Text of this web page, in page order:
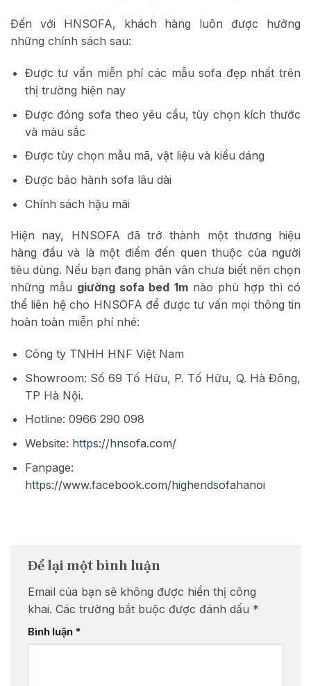
Đến với HNSOFA, khách hàng luôn được hưởng
những chính sách sau:
Được tư vấn miễn phí các mẫu sofa đẹp nhất trên
thị trường hiện nay
Được đóng sofa theo yêu cầu, tùy chọn kích thước
và màu sắc
Được tùy chọn mẫu mã, vật liệu và kiểu dáng
Được bảo hành sofa lâu dài
Chính sách hậu mãi
Hiện nay, HNSOFA đã trở thành một thương hiệu
hàng đầu và là một điểm đến quen thuộc của người
tiêu dùng. Nếu bạn đang phân vân chưa biết nên chọn
những mẫu giường sofa bed 1mnào phù hợp thì có
thể liên hệ cho HNSOFA để được tư vấn mọi thông tin
hoàn toàn miễn phí nhé:
Công ty TNHH HNF Việt Nam
Showroom: Số 69 Tố Hữu, P. Tố Hữu, Q. Hà Đông,
TP Hà Nội.
Hotline: 0966 290 098
Website: https://hnsofa.com/
Fanpage:
https://www.facebook.com/highendsofahanoi
Để lại một bình luận
Email của bạn sẽ không được hiển thị công
khai. Các trường bắt buộc được đánh dấu *
Bình luận *